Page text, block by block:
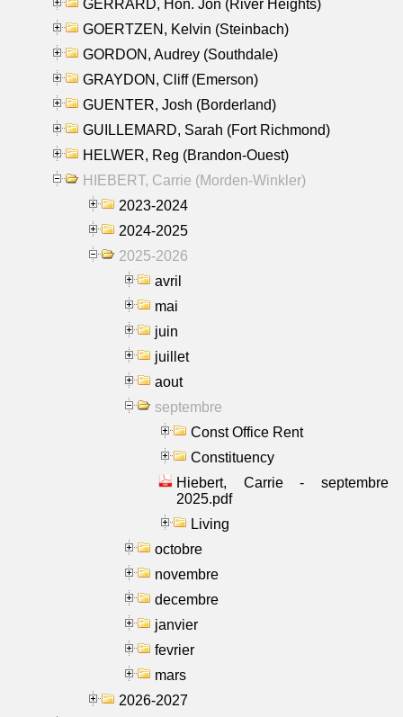
GERRARD, Hon. Jon (River Heights)
GOERTZEN, Kelvin (Steinbach)
GORDON, Audrey (Southdale)
GRAYDON, Cliff (Emerson)
GUENTER, Josh (Borderland)
GUILLEMARD, Sarah (Fort Richmond)
HELWER, Reg (Brandon-Ouest)
HIEBERT, Carrie (Morden-Winkler)
2023-2024
2024-2025
2025-2026
avril
mai
juin
juillet
aout
septembre
Const Office Rent
Constituency
Hiebert, Carrie - septembre
2025.pdf
Living
octobre
novembre
decembre
janvier
fevrier
mars
2026-2027